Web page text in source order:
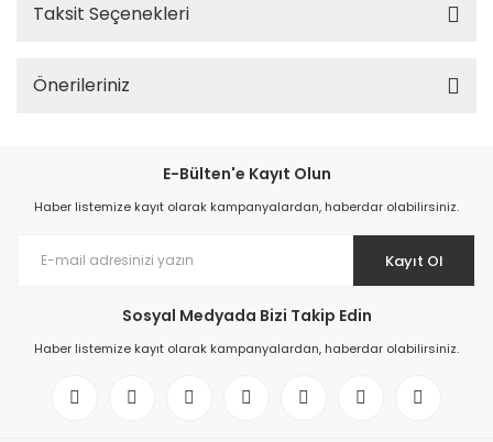
Taksit Seçenekleri
Önerileriniz
E-Bülten'e Kayıt Olun
Haber listemize kayıt olarak kampanyalardan, haberdar olabilirsiniz.
Kayıt Ol
Sosyal Medyada Bizi Takip Edin
Haber listemize kayıt olarak kampanyalardan, haberdar olabilirsiniz.